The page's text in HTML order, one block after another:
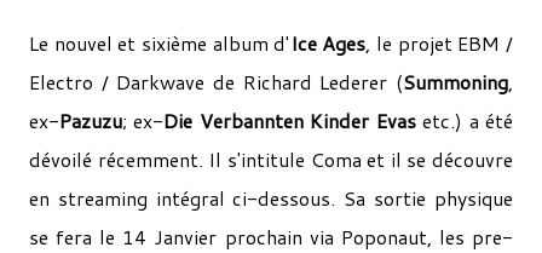
Le nouvel et sixième album d'Ice Ages, le projet EBM /
Electro / Darkwave de Richard Lederer (Summoning,
ex-Pazuzu; ex-Die Verbannten Kinder Evasetc.) a été
dévoilé récemment. Il s'intitule Coma et il se découvre
en streaming intégral ci-dessous. Sa sortie physique
se fera le 14 Janvier prochain via Poponaut, les pre-